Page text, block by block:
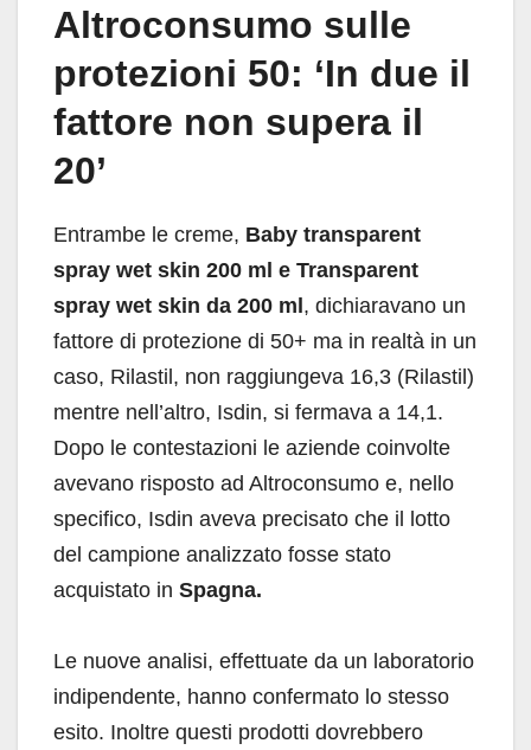
Altroconsumo sulle
protezioni 50: ‘In due il
fattore non supera il
20’
Entrambe le creme, Baby transparent
spray wet skin 200 ml e Transparent
spray wet skin da 200 ml , dichiaravano un
fattore di protezione di 50+ ma in realtà in un
caso, Rilastil, non raggiungeva 16,3 (Rilastil)
mentre nell’altro, Isdin, si fermava a 14,1.
Dopo le contestazioni le aziende coinvolte
avevano risposto ad Altroconsumo e, nello
specifico, Isdin aveva precisato che il lotto
del campione analizzato fosse stato
acquistato in Spagna.
Le nuove analisi, effettuate da un laboratorio
indipendente, hanno confermato lo stesso
esito. Inoltre questi prodotti dovrebbero